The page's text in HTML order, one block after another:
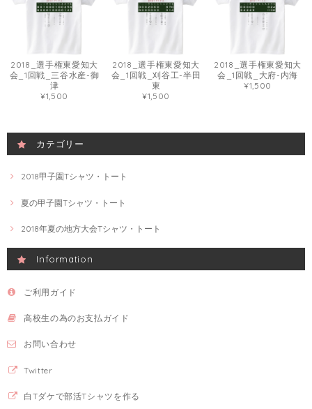
2018_選手権東愛知大
会_1回戦_三谷水産-御
津
¥1,500
2018_選手権東愛知大
会_1回戦_刈谷工-半田
東
¥1,500
2018_選手権東愛知大
会_1回戦_大府-内海
¥1,500
カテゴリー
2018甲子園Tシャツ・トート
夏の甲子園Tシャツ・トート
2018年夏の地方大会Tシャツ・トート
Information
ご利用ガイド
高校生の為のお支払ガイド
お問い合わせ
Twitter
白Tダケで部活Tシャツを作る